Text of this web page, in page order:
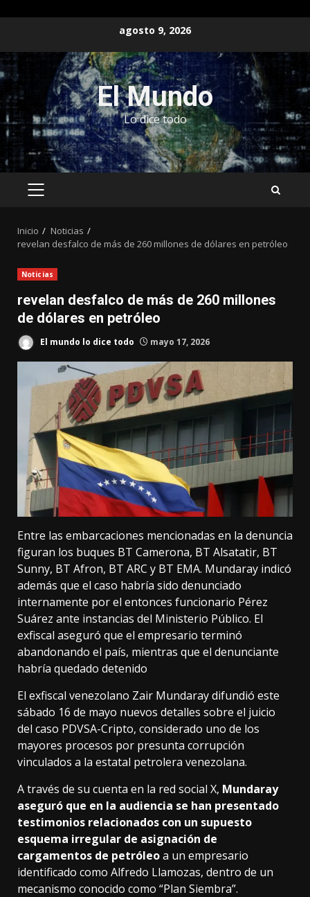
contenido
agosto 9, 2026
El Mundo
Lo dice todo
MENÚ
Inicio
Noticias
revelan desfalco de más de 260 millones de dólares en petróleo
Noticias
revelan desfalco de más de 260 millones
de dólares en petróleo
El mundo lo dice todo mayo 17, 2026
Entre las embarcaciones mencionadas en la denuncia
figuran los buques BT Camerona, BT Alsatatir, BT
Sunny, BT Afron, BT ARC y BT EMA. Mundaray indicó
además que el caso habría sido denunciado
internamente por el entonces funcionario Pérez
Suárez ante instancias del Ministerio Público. El
exfiscal aseguró que el empresario terminó
abandonando el país, mientras que el denunciante
habría quedado detenido
El exfiscal venezolano Zair Mundaray difundió este
sábado 16 de mayo nuevos detalles sobre el juicio
del caso PDVSA-Cripto, considerado uno de los
mayores procesos por presunta corrupción
vinculados a la estatal petrolera venezolana.
A través de su cuenta en la red social X, Mundaray
aseguró que en la audiencia se han presentado
testimonios relacionados con un supuesto
esquema irregular de asignación de
cargamentos de petróleoa un empresario
identificado como Alfredo Llamozas, dentro de un
mecanismo conocido como “Plan Siembra”.